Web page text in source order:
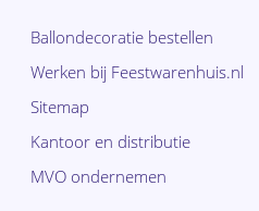
Ballondecoratie bestellen
Werken bij Feestwarenhuis.nl
Sitemap
Kantoor en distributie
MVO ondernemen